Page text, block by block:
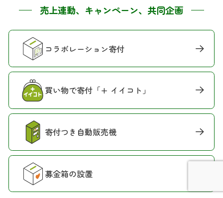
売上連動、キャンペーン、共同企画
コラボレーション寄付
買い物で寄付「+ イイコト」
寄付つき自動販売機
募金箱の設置